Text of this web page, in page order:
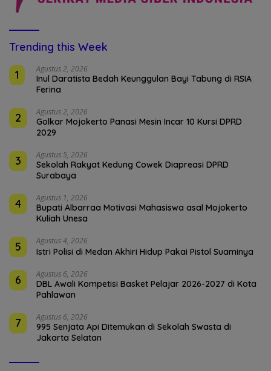
Trending this Week
1
Agustus 2, 2026
Inul Daratista Bedah Keunggulan Bayi Tabung di RSIA
Ferina
2 Agustus 2, 2026
Golkar Mojokerto Panasi Mesin Incar 10 Kursi DPRD
2029
3 Agustus 5, 2026
Sekolah Rakyat Kedung Cowek Diapreasi DPRD
Surabaya
4 Agustus 1, 2026
Bupati Albarraa Motivasi Mahasiswa asal Mojokerto
Kuliah Unesa
5 Agustus 4, 2026
Istri Polisi di Medan Akhiri Hidup Pakai Pistol Suaminya
6 Agustus 6, 2026
DBL Awali Kompetisi Basket Pelajar 2026-2027 di Kota
Pahlawan
7 Agustus 6, 2026
995 Senjata Api Ditemukan di Sekolah Swasta di
Jakarta Selatan